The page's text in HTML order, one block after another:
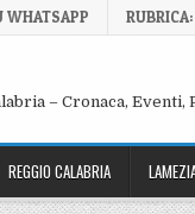
WHATSAPP
– Cronaca, Eventi,
REGGIO CALABRIA